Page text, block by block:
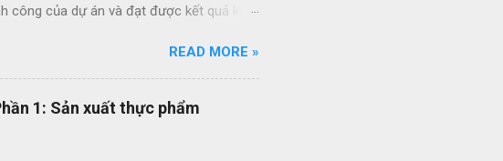
công của dự án và đạt được kết quả kinh
quá trình đấu thầu hiệu quả thông qua
sự linh hoạt của nhân viên quản lý dự
tắc và quy trình quản lý dự án
Hiện tại bộ quy trình ISO của bạn đang
bạn chuyển đổi số bộ quy trình của
READ MORE »
1: Sản xuất thực phẩm